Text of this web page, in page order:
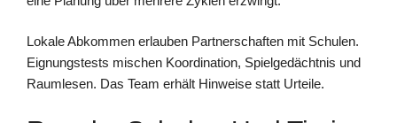
Lokale Abkommen erlauben Partnerschaften mit Schulen.
Eignungstests mischen Koordination, Spielgedächtnis und
Raumlesen. Das Team erhält Hinweise statt Urteile.